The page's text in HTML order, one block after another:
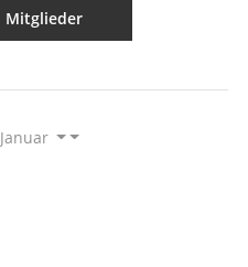
Mitglieder
Januar